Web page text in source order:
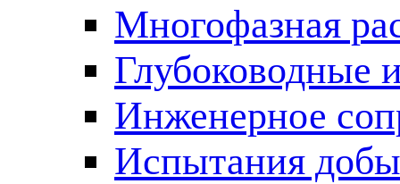
Многофазная
Глубоководные
Инженерное
Испытания